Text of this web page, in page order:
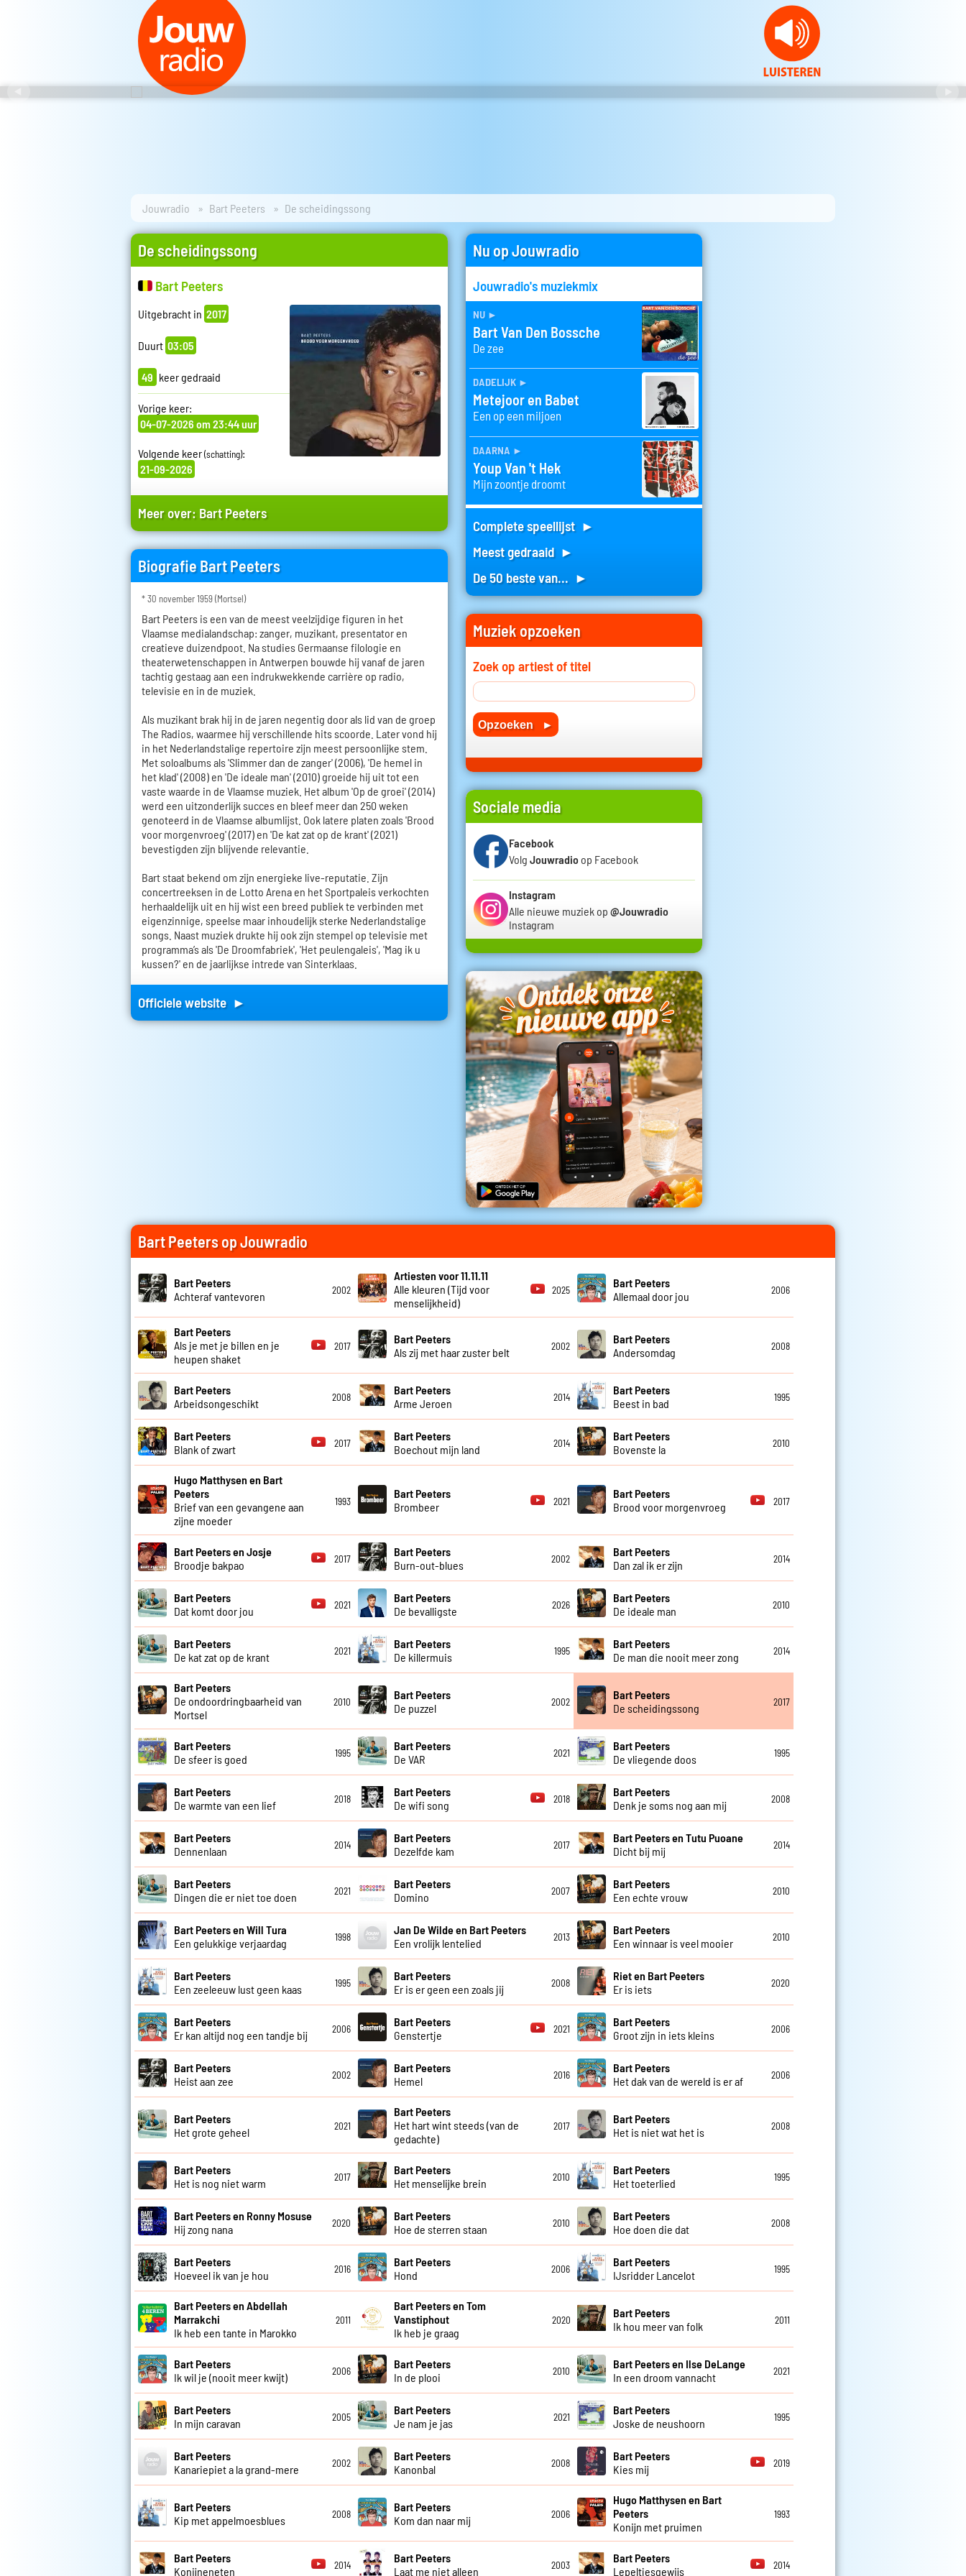
Jouwradio Bart Peeters De scheidingssong
De scheidingssong
Bart Peeters
Uitgebracht in 2017
Duurt 03:05
49 keer gedraaid
Vorige keer:
04-07-2026 om 23:44 uur
Volgende keer(schatting):
21-09-2026
Meer over: Bart Peeters
Biografie Bart Peeters
* 30 november 1959 (Mortsel)
Bart Peeters is een van de meest veelzijdige figuren in het
Vlaamse medialandschap: zanger, muzikant, presentator en
creatieve duizendpoot. Na studies Germaanse filologie en
theaterwetenschappen in Antwerpen bouwde hij vanaf de jaren
tachtig gestaag aan een indrukwekkende carrière op radio,
televisie en in de muziek.
Als muzikant brak hij in de jaren negentig door als lid van de groep
The Radios, waarmee hij verschillende hits scoorde. Later vond hij
in het Nederlandstalige repertoire zijn meest persoonlijke stem.
Met soloalbums als 'Slimmer dan de zanger' (2006), 'De hemel in
het klad' (2008) en 'De ideale man' (2010) groeide hij uit tot een
vaste waarde in de Vlaamse muziek. Het album 'Op de groei' (2014)
werd een uitzonderlijk succes en bleef meer dan 250 weken
genoteerd in de Vlaamse albumlijst. Ook latere platen zoals 'Brood
voor morgenvroeg' (2017) en 'De kat zat op de krant' (2021)
bevestigden zijn blijvende relevantie.
Bart staat bekend om zijn energieke live-reputatie. Zijn
concertreeksen in de Lotto Arena en het Sportpaleis verkochten
herhaaldelijk uit en hij wist een breed publiek te verbinden met
eigenzinnige, speelse maar inhoudelijk sterke Nederlandstalige
songs. Naast muziek drukte hij ook zijn stempel op televisie met
programma’s als 'De Droomfabriek', 'Het peulengaleis', 'Mag ik u
kussen?' en de jaarlijkse intrede van Sinterklaas.
Officiele website ►
Nu op Jouwradio
Jouwradio's muziekmix
nu ►
Bart Van Den Bossche
De zee
dadelijk ►
Metejoor en Babet
Een op een miljoen
daarna ►
Youp Van 't Hek
Mijn zoontje droomt
Complete speellijst ►
Meest gedraaid ►
De 50 beste van... ►
Muziek opzoeken
Zoek op artiest of titel
Sociale media
Facebook
Volg Jouwradio op Facebook
Instagram
Alle nieuwe muziek op @Jouwradio
Instagram
Bart Peeters op Jouwradio
Bart Peeters
Achteraf vantevoren
2002
Artiesten voor 11.11.11
Alle kleuren (Tijd voor
menselijkheid)
2025
Bart Peeters
Allemaal door jou
2006
Bart Peeters
Als je met je billen en je
heupen shaket
2017
Bart Peeters
Als zij met haar zuster belt
2002
Bart Peeters
Andersomdag
2008
Bart Peeters
Arbeidsongeschikt
2008
Bart Peeters
Arme Jeroen
2014
Bart Peeters
Beest in bad
1995
Bart Peeters
Blank of zwart
2017
Bart Peeters
Boechout mijn land
2014
Bart Peeters
Bovenste la
2010
Hugo Matthysen en Bart
Peeters
Brief van een gevangene aan
zijne moeder
1993
Bart Peeters
Brombeer
2021
Bart Peeters
Brood voor morgenvroeg
2017
Bart Peeters en Josje
Broodje bakpao
2017
Bart Peeters
Burn-out-blues
2002
Bart Peeters
Dan zal ik er zijn
2014
Bart Peeters
Dat komt door jou
2021
Bart Peeters
De bevalligste
2026
Bart Peeters
De ideale man
2010
Bart Peeters
De kat zat op de krant
2021
Bart Peeters
De killermuis
1995
Bart Peeters
De man die nooit meer zong
2014
Bart Peeters
De ondoordringbaarheid van
Mortsel
2010
Bart Peeters
De puzzel
2002
Bart Peeters
De scheidingssong
2017
Bart Peeters
De sfeer is goed
1995
Bart Peeters
De VAR
2021
Bart Peeters
De vliegende doos
1995
Bart Peeters
De warmte van een lief
2018
Bart Peeters
De wifi song
2018
Bart Peeters
Denk je soms nog aan mij
2008
Bart Peeters
Dennenlaan
2014
Bart Peeters
Dezelfde kam
2017
Bart Peeters en Tutu Puoane
Dicht bij mij
2014
Bart Peeters
Dingen die er niet toe doen
2021
Bart Peeters
Domino
2007
Bart Peeters
Een echte vrouw
2010
Bart Peeters en Will Tura
Een gelukkige verjaardag
1998
Jan De Wilde en Bart Peeters
Een vrolijk lentelied
2013
Bart Peeters
Een winnaar is veel mooier
2010
Bart Peeters
Een zeeleeuw lust geen kaas
1995
Bart Peeters
Er is er geen een zoals jij
2008
Riet en Bart Peeters
Er is iets
2020
Bart Peeters
Er kan altijd nog een tandje bij
2006
Bart Peeters
Genstertje
2021
Bart Peeters
Groot zijn in iets kleins
2006
Bart Peeters
Heist aan zee
2002
Bart Peeters
Hemel
2016
Bart Peeters
Het dak van de wereld is er af
2006
Bart Peeters
Het grote geheel
2021
Bart Peeters
Het hart wint steeds (van de
gedachte)
2017
Bart Peeters
Het is niet wat het is
2008
Bart Peeters
Het is nog niet warm
2017
Bart Peeters
Het menselijke brein
2010
Bart Peeters
Het toeterlied
1995
Bart Peeters en Ronny Mosuse
Hij zong nana
2020
Bart Peeters
Hoe de sterren staan
2010
Bart Peeters
Hoe doen die dat
2008
Bart Peeters
Hoeveel ik van je hou
2016
Bart Peeters
Hond
2006
Bart Peeters
IJsridder Lancelot
1995
Bart Peeters en Abdellah
Marrakchi
Ik heb een tante in Marokko
2011
Bart Peeters en Tom
Vanstiphout
Ik heb je graag
2020
Bart Peeters
Ik hou meer van folk
2011
Bart Peeters
Ik wil je (nooit meer kwijt)
2006
Bart Peeters
In de plooi
2010
Bart Peeters en Ilse DeLange
In een droom vannacht
2021
Bart Peeters
In mijn caravan
2005
Bart Peeters
Je nam je jas
2021
Bart Peeters
Joske de neushoorn
1995
Bart Peeters
Kanariepiet a la grand-mere
2002
Bart Peeters
Kanonbal
2008
Bart Peeters
Kies mij
2019
Bart Peeters
Kip met appelmoesblues
2008
Bart Peeters
Kom dan naar mij
2006
Hugo Matthysen en Bart
Peeters
Konijn met pruimen
1993
Bart Peeters
Konijneneten
2014
Bart Peeters
Laat me niet alleen
2003
Bart Peeters
Lepeltjesgewijs
2014